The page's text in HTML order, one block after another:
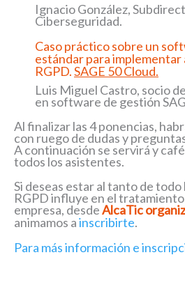
Ignacio González,
Ciberseguridad.
Caso práctico sobre un
estándar para
RGPD.SAGE 50 Cloud.
Luis Miguel Castro, socio
en software de gestión
Al finalizar las 4 ponencias,
con ruego de dudas y
A continuación se servirá y
todos los asistentes.
Si deseas estar al tanto de
RGPD influye en el
empresa, desdeAlcaTic
animamos ainscribirte.
Para más información e